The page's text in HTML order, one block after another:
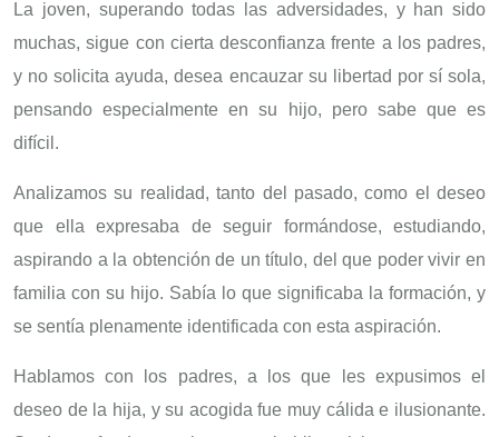
La joven, superando todas las adversidades, y han sido
muchas, sigue con cierta desconfianza frente a los padres,
y no solicita ayuda, desea encauzar su libertad por sí sola,
pensando especialmente en su hijo, pero sabe que es
difícil.
Analizamos su realidad, tanto del pasado, como el deseo
que ella expresaba de seguir formándose, estudiando,
aspirando a la obtención de un título, del que poder vivir en
familia con su hijo. Sabía lo que significaba la formación, y
se sentía plenamente identificada con esta aspiración.
Hablamos con los padres, a los que les expusimos el
deseo de la hija, y su acogida fue muy cálida e ilusionante.